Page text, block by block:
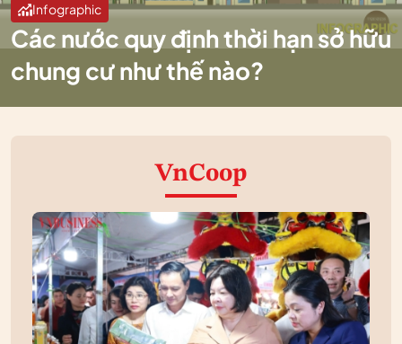
Infographic
Các nước quy định thời hạn sở hữu
chung cư như thế nào?
VnCoop